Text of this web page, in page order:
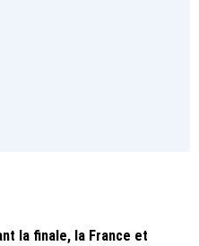
la finale, la France et